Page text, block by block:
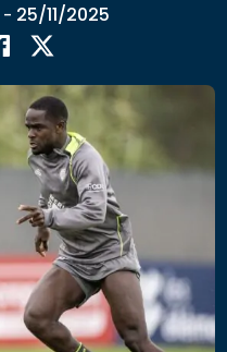
- 25/11/2025